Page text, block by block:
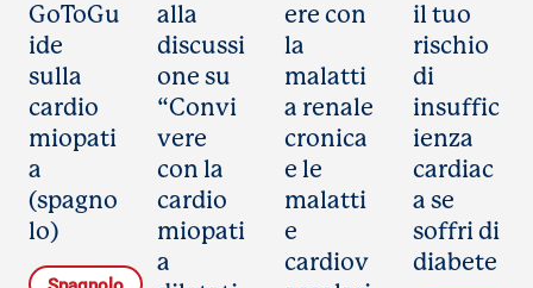
GoToGu
ide
sulla
cardio
miopati
a
(spagno
lo)
alla
discussi
one su
“Convi
vere
con la
cardio
miopati
a
ere con
la
malatti
a renale
cronica
e le
malatti
e
cardiov
il tuo
rischio
di
insuffic
ienza
cardiac
a se
soffri di
diabete